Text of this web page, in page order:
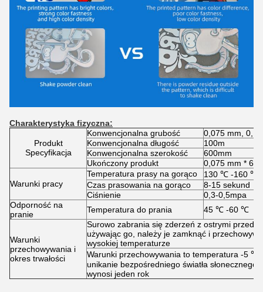
Charakterystyka fizyczna:
Produkt
Specyfikacja
Konwencjonalna grubość
0,075 mm,
Konwencjonalna długość
100m
Konwencjonalna szerokość
600mm
Ukończony produkt
0,075 mm *
Warunki pracy
Temperatura prasy na gorąco
130 ℃ -160 ℃
Czas prasowania na gorąco
8-15 sekund
Ciśnienie
0,3-0,5mpa
Odporność na
pranie
Temperatura do prania 45 ℃ -60 ℃
Warunki
przechowywania i
okres trwałości
Surowo zabrania się zderzeń z ostrymi
używając go, należy je zamknąć i
wysokiej temperaturze
Warunki przechowywania to temperatura -5
unikanie bezpośredniego światła
wynosi jeden rok